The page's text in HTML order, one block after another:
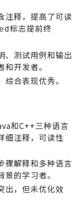
注释，提高了可读
标志提前终
、测试用例和输出
开发者。
合表现优秀。
和C++三种语言
细注释，可读性
骤解释和多种语言
的学习者。
出，但未优化效